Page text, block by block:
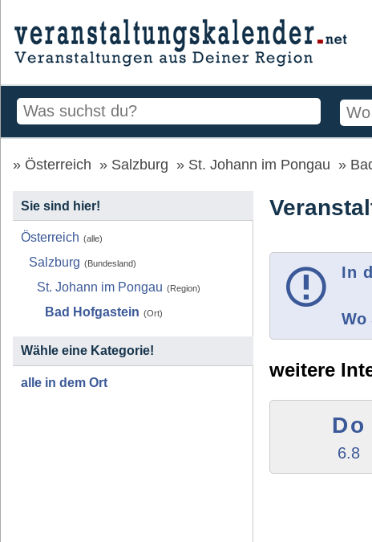
Österreich Salzburg St. Johann im Pongau
In
Wo
weitere
Do
6.8
Sie sind hier!
Österreich (alle)
Salzburg (Bundesland)
St. Johann im Pongau (Region)
Bad Hofgastein (Ort)
Wähle eine Kategorie!
alle in dem Ort